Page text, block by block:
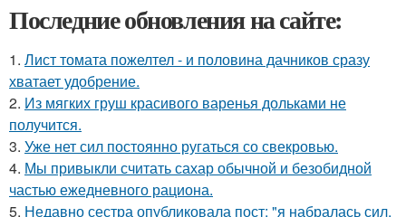
Последние обновления на сайте:
1. Лист томата пожелтел - и половина дачников сразу
хватает удобрение.
2. Из мягких груш красивого варенья дольками не
получится.
3. Уже нет сил постоянно ругаться со свекровью.
4. Мы привыкли считать сахар обычной и безобидной
частью ежедневного рациона.
5. Недавно сестра опубликовала пост: "я набралась сил,